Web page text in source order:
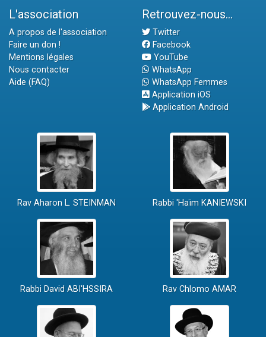
L'association
A propos de l'association
Faire un don !
Mentions légales
Nous contacter
Aide (FAQ)
Retrouvez-nous...
Twitter
Facebook
YouTube
WhatsApp
WhatsApp Femmes
Application iOS
Application Android
Rav Aharon L. STEINMAN Rabbi 'Haïm KANIEWSKI
Rabbi David ABI'HSSIRA Rav Chlomo AMAR